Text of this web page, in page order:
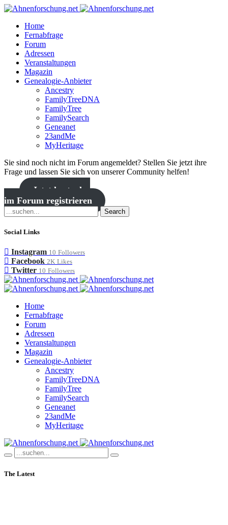
Home
Fernabfrage
Forum
Adressen
Veranstaltungen
Magazin
Genealogie-Anbieter
Ancestry
FamilyTreeDNA
FamilyTree
FamilySearch
Geneanet
23andMe
MyHeritage
Sie sind noch nicht im Forum angemeldet? Stellen Sie jetzt ihre
Frage und lassen Sie sich von unserer Community helfen!
Jetzt kostenlos
im Forum registrieren
Search
Social Links
Instagram 10 Followers
Facebook 2K Likes
Twitter 10 Followers
Home
Fernabfrage
Forum
Adressen
Veranstaltungen
Magazin
Genealogie-Anbieter
Ancestry
FamilyTreeDNA
FamilyTree
FamilySearch
Geneanet
23andMe
MyHeritage
The Latest